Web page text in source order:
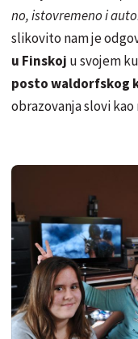
no, istovremeno i
slikovito nam je
u Finskoj u svojem
posto waldorfskog
obrazovanja slovi